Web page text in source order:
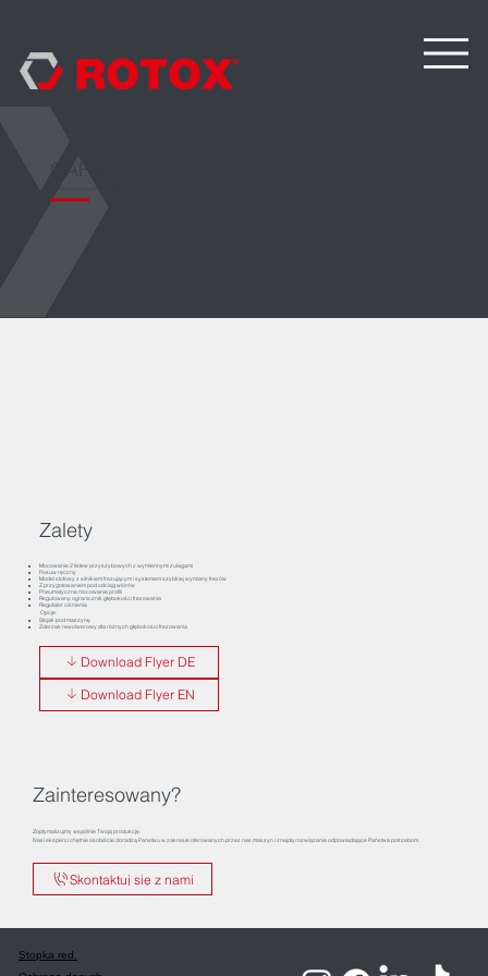
GAF 162
Zalety
Mocowanie 2 listew przyszybowych z wymiennymi zulagami
Posuw ręczny
Model stołowy z silnikiem frezującym i systemem szybkiej wymiany frezów
Z przygotowaniem pod odciąg wiórów
Pneumatyczne mocowanie profili
Regulowany ogranicznik głębokości frezowania
Regulator ciśnienia
Opcje:
Stojak pod maszynę
Zderzak rewolwerowy dla różnych głębokości frezowania
Download Flyer DE
Download Flyer EN
Zainteresowany?
Zoptymalizujmy wspólnie Twoją produkcję.
Nasi eksperci chętnie osobiście doradzą Państwu w zakresie oferowanych przez nas maszyn i znajdą rozwiązanie odpowiadające Państwa potrzebom.
Skontaktuj się z nami
Stopka red.